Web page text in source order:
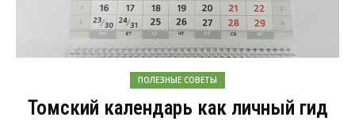
ПОЛЕЗНЫЕ СОВЕТЫ
Томский календарь как личный гид